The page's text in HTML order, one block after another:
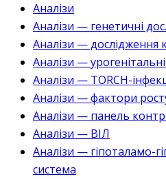
Аналізи
Аналізи — генетичні
Аналізи — дослідження
Аналізи — урогенітальні
Аналізи — TORCH-
Аналізи — фактори
Аналізи — панель
Аналізи — ВІЛ
Аналізи — гіпоталамо-
система